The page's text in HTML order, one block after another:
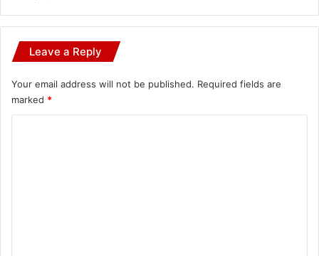
Leave a Reply
Your email address will not be published. Required fields are
marked *